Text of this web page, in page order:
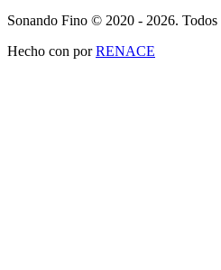
Sonando Fino © 2020 - 2026. Todos
Hecho con porRENACE